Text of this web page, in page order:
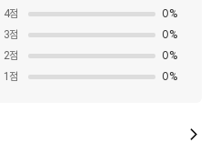
4점 0%
3점 0%
2점 0%
1 점 0%